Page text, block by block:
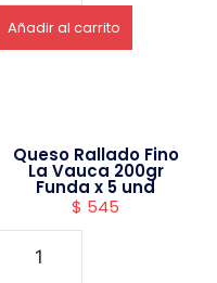
Añadir al carrito
Queso Rallado Fino
La Vauca 200gr
Funda x 5 und
$ 545